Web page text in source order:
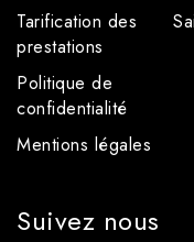
Tarification des
prestations
Politique de
confidentialité
Mentions légales
Suivez nous